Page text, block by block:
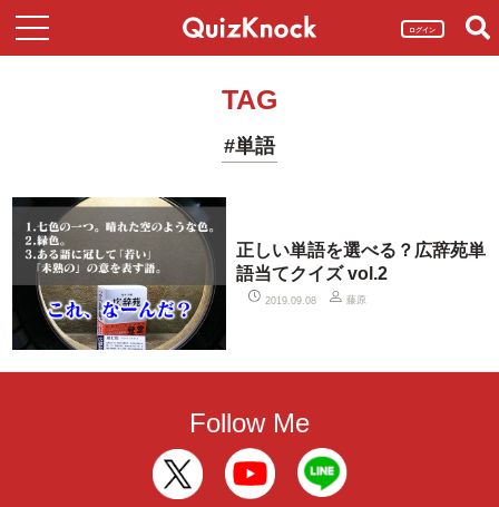
ログイン
TAG
#単語
正しい単語を選べる？広辞苑単
語当てクイズ vol.2
2019.09.08 藤原
Follow Me